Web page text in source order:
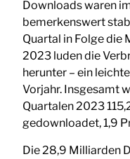
Downloads waren
bemerkenswert
Quartal in Folge die
2023 luden die
herunter – ein
Vorjahr. Insgesamt
Quartalen 2023
gedownloadet, 1,9
Die 28,9 Milliarden